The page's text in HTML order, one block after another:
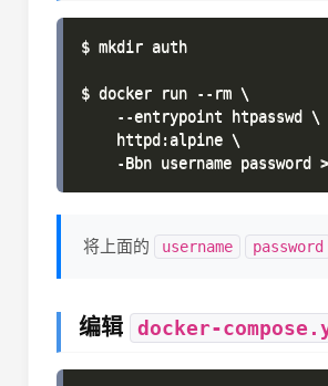
$ mkdir auth
$ docker run --rm \
    --entrypoint htpasswd \
    httpd:alpine \
将上面的 username password
编辑 docker-